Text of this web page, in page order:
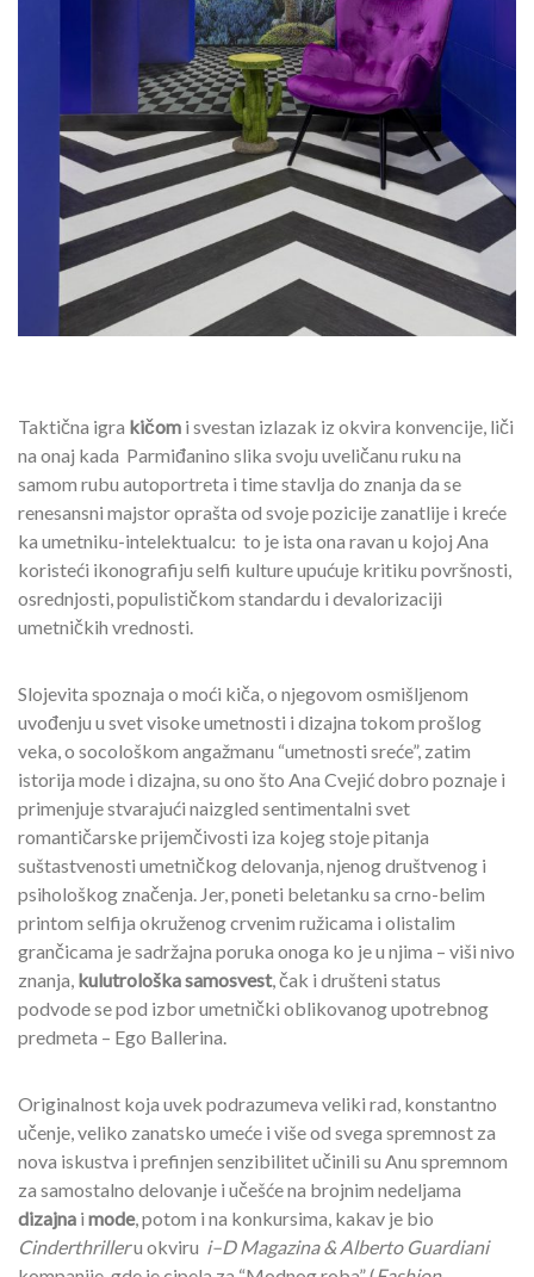
Taktična igra kičom i svestan izlazak iz okvira konvencije, liči
na onaj kada Parmiđanino slika svoju uveličanu ruku na
samom rubu autoportreta i time stavlja do znanja da se
renesansni majstor oprašta od svoje pozicije zanatlije i kreće
ka umetniku-intelektualcu: to je ista ona ravan u kojoj Ana
koristeći ikonografiju selfi kulture upućuje kritiku površnosti,
osrednjosti, populističkom standardu i devalorizaciji
umetničkih vrednosti.
Slojevita spoznaja o moći kiča, o njegovom osmišljenom
uvođenju u svet visoke umetnosti i dizajna tokom prošlog
veka, o socološkom angažmanu “umetnosti sreće”, zatim
istorija mode i dizajna, su ono što Ana Cvejić dobro poznaje i
primenjuje stvarajući naizgled sentimentalni svet
romantičarske prijemčivosti iza kojeg stoje pitanja
suštastvenosti umetničkog delovanja, njenog društvenog i
psihološkog značenja. Jer, poneti beletanku sa crno-belim
printom selfija okruženog crvenim ružicama i olistalim
grančicama je sadržajna poruka onoga ko je u njima – viši nivo
znanja, kulutrološka samosvest, čak i društeni status
podvode se pod izbor umetnički oblikovanog upotrebnog
predmeta – Ego Ballerina.
Originalnost koja uvek podrazumeva veliki rad, konstantno
učenje, veliko zanatsko umeće i više od svega spremnost za
nova iskustva i prefinjen senzibilitet učinili su Anu spremnom
za samostalno delovanje i učešće na brojnim nedeljama
dizajna i mode, potom i na konkursima, kakav je bio
Cinderthrilleru okviru i–D Magazina&Alberto Guardiani